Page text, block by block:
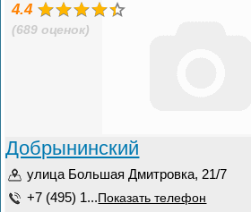
4.4
(689 оценок)
Добрынинский
улица Большая Дмитровка, 21/7
+7 (495) 1... Показать телефон